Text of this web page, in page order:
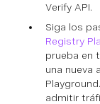
Verify API.
Siga los
Registry
prueba en
una nueva
admitir